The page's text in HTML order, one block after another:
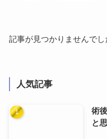
記事が見つかりませんでし
人気記事
術
と